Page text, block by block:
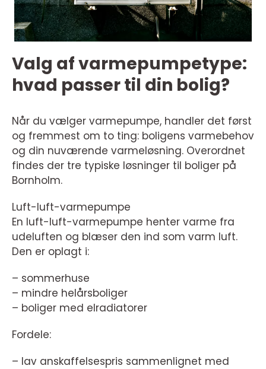
Valg af varmepumpetype:
hvad passer til din bolig?
Når du vælger varmepumpe, handler det først
og fremmest om to ting: boligens varmebehov
og din nuværende varmeløsning. Overordnet
findes der tre typiske løsninger til boliger på
Bornholm.
Luft-luft-varmepumpe
En luft-luft-varmepumpe henter varme fra
udeluften og blæser den ind som varm luft.
Den er oplagt i:
– sommerhuse
– mindre helårsboliger
– boliger med elradiatorer
Fordele:
– lav anskaffelsespris sammenlignet med